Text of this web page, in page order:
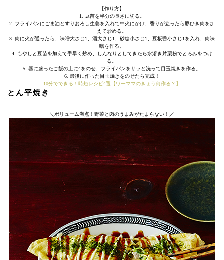
【作り方】
1. 豆苗を半分の長さに切る。
2. フライパンにごま油とすりおろし生姜を入れて中火にかけ、香りが立ったら豚ひき肉を加
えて炒める。
3. 肉に火が通ったら、味噌大さじ1、酒大さじ1、砂糖小さじ1、豆板醤小さじ1を入れ、肉味
噌を作る。
4. もやしと豆苗を加えて手早く炒め、しんなりとしてきたら水溶き片栗粉でとろみをつけ
る。
5. 器に盛ったご飯の上に4をのせ、フライパンをサッと洗って目玉焼きを作る。
6. 最後に作った目玉焼きをのせたら完成！
10分でできる！時短レシピ4選【ワーママのきょう何作る？】
とん平焼き
＼ボリューム満点！野菜と肉のうまみがたまらない！／